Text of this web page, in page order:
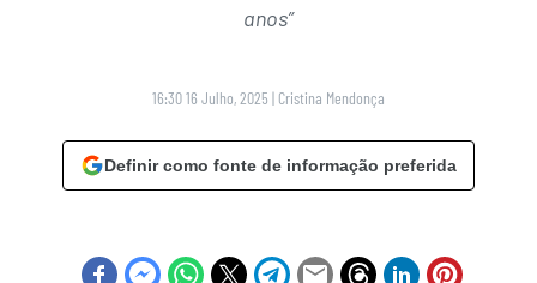
anos”
16:30 16 Julho, 2025 | Cristina Mendonça
Definir como fonte de informação preferida